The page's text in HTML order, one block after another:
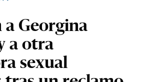
Georgina
a otra
sexual